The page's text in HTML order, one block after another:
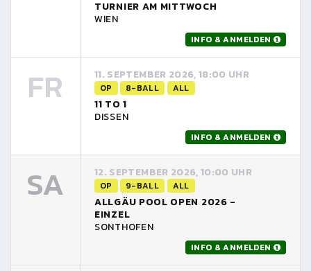
TURNIER AM MITTWOCH
WIEN
INFO & ANMELDEN
FR 11. SEPTEMBER 2026, 18:00 UHR
OP 8-BALL ALL
11 TO 1
DISSEN
INFO & ANMELDEN
SA 12. SEPTEMBER 2026, 10:00 UHR
OP 9-BALL ALL
ALLGÄU POOL OPEN 2026 -
EINZEL
SONTHOFEN
INFO & ANMELDEN